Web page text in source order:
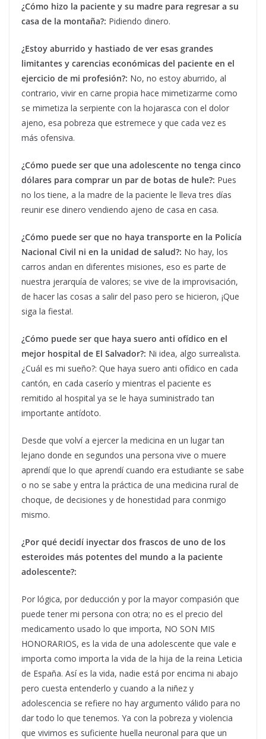
¿Cómo hizo la paciente y su madre para regresar a su
casa de la montaña?: Pidiendo dinero.
¿Estoy aburrido y hastiado de ver esas grandes
limitantes y carencias económicas del paciente en el
ejercicio de mi profesión?: No, no estoy aburrido, al
contrario, vivir en carne propia hace mimetizarme como
se mimetiza la serpiente con la hojarasca con el dolor
ajeno, esa pobreza que estremece y que cada vez es
más ofensiva.
¿Cómo puede ser que una adolescente no tenga cinco
dólares para comprar un par de botas de hule?: Pues
no los tiene, a la madre de la paciente le lleva tres días
reunir ese dinero vendiendo ajeno de casa en casa.
¿Cómo puede ser que no haya transporte en la Policía
Nacional Civil ni en la unidad de salud?: No hay, los
carros andan en diferentes misiones, eso es parte de
nuestra jerarquía de valores; se vive de la improvisación,
de hacer las cosas a salir del paso pero se hicieron, ¡Que
siga la fiesta!.
¿Cómo puede ser que haya suero anti ofídico en el
mejor hospital de El Salvador?: Ni idea, algo surrealista.
¿Cuál es mi sueño?: Que haya suero anti ofídico en cada
cantón, en cada caserío y mientras el paciente es
remitido al hospital ya se le haya suministrado tan
importante antídoto.
Desde que volví a ejercer la medicina en un lugar tan
lejano donde en segundos una persona vive o muere
aprendí que lo que aprendí cuando era estudiante se sabe
o no se sabe y entra la práctica de una medicina rural de
choque, de decisiones y de honestidad para conmigo
mismo.
¿Por qué decidí inyectar dos frascos de uno de los
esteroides más potentes del mundo a la paciente
adolescente?:
Por lógica, por deducción y por la mayor compasión que
puede tener mi persona con otra; no es el precio del
medicamento usado lo que importa, NO SON MIS
HONORARIOS, es la vida de una adolescente que vale e
importa como importa la vida de la hija de la reina Leticia
de España. Así es la vida, nadie está por encima ni abajo
pero cuesta entenderlo y cuando a la niñez y
adolescencia se refiere no hay argumento válido para no
dar todo lo que tenemos. Ya con la pobreza y violencia
que vivimos es suficiente huella neuronal para que un